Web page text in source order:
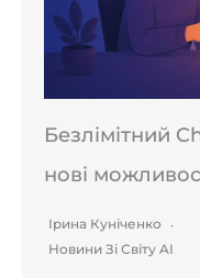
Безлімітний
нові
Ірина Куніченко
Новини Зі Світу AI